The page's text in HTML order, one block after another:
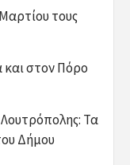
τους
στον Πόρο
Τα
Δήμου